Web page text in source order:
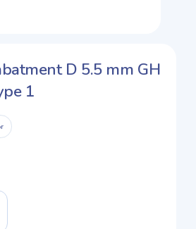
D 5.5 mm GH
1